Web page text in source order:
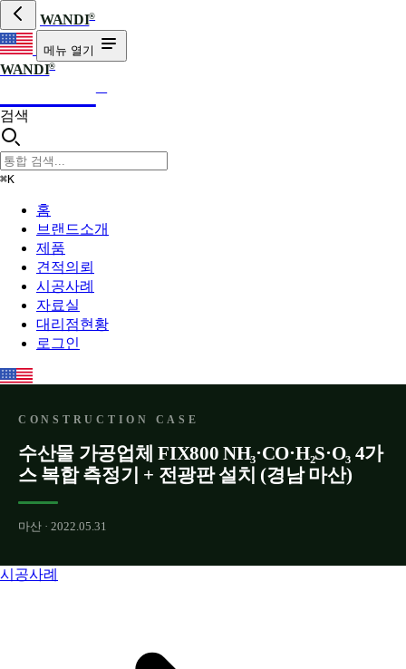
WANDI®
메뉴 열기
WANDI®
WANDI
검색
⌘K
홈
브랜드소개
제품
견적의뢰
시공사례
자료실
대리점현황
로그인
CONSTRUCTION CASE
수산물 가공업체 FIX800 NH₃·CO·H₂S·O₃ 4가
스 복합 측정기 + 전광판 설치 (경남 마산)
마산 · 2022.05.31
시공사례